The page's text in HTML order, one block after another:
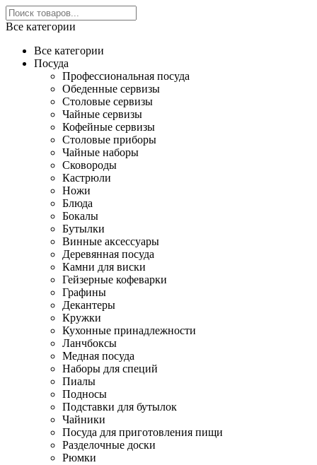
Все категории
Все категории
Посуда
Профессиональная посуда
Обеденные сервизы
Столовые сервизы
Чайные сервизы
Кофейные сервизы
Столовые приборы
Чайные наборы
Сковороды
Кастрюли
Ножи
Блюда
Бокалы
Бутылки
Винные аксессуары
Деревянная посуда
Камни для виски
Гейзерные кофеварки
Графины
Декантеры
Кружки
Кухонные принадлежности
Ланчбоксы
Медная посуда
Наборы для специй
Пиалы
Подносы
Подставки для бутылок
Чайники
Посуда для приготовления пищи
Разделочные доски
Рюмки